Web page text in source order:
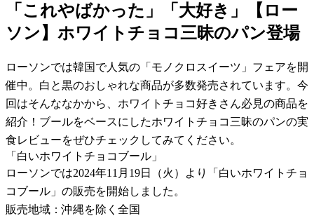
「これやばかった」「大好き」【ロー
ソン】ホワイトチョコ三昧のパン登場
ローソンでは韓国で人気の「モノクロスイーツ」フェアを開
催中。白と黒のおしゃれな商品が多数発売されています。今
回はそんななかから、ホワイトチョコ好きさん必見の商品を
紹介！ブールをベースにしたホワイトチョコ三昧のパンの実
食レビューをぜひチェックしてみてください。
「白いホワイトチョコブール」
ローソンでは2024年11月19日（火）より「白いホワイトチョ
コブール」の販売を開始しました。
販売地域：沖縄を除く全国